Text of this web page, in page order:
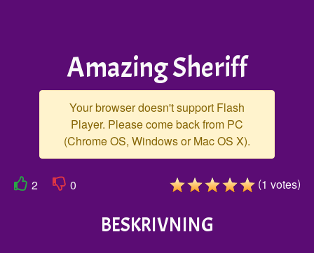
Amazing Sheriff
Your browser doesn't support Flash
Player. Please come back from PC
(Chrome OS, Windows or Mac OS X).
2 0 (1 votes)
BESKRIVNING